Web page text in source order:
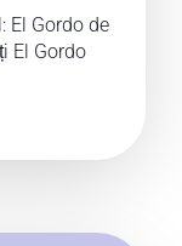
El Gordo de
El Gordo